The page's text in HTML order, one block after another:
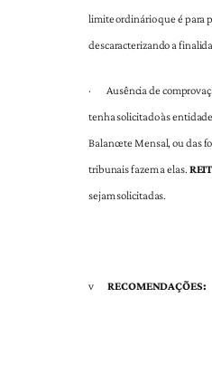
limite ordinário que é para
descaracterizando a
·
Ausência de
tenha solicitado às
Balancete Mensal, ou das
tribunais fazem a elas.
sejam solicitadas.
v RECOMENDAÇÕES: